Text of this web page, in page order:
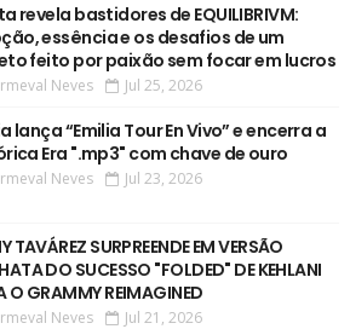
revela bastidores de EQUILIBRIVM:
essência e os desafios de um
feito por paixão sem focar em lucros
Neves Jul 25, 2026
lança “Emilia Tour En Vivo” e encerra a
Era ".mp3" com chave de ouro
Neves Jul 23, 2026
TAVÁREZ SURPREENDE EM VERSÃO
DO SUCESSO "FOLDED" DE KEHLANI
O GRAMMY REIMAGINED
Neves Jul 21, 2026